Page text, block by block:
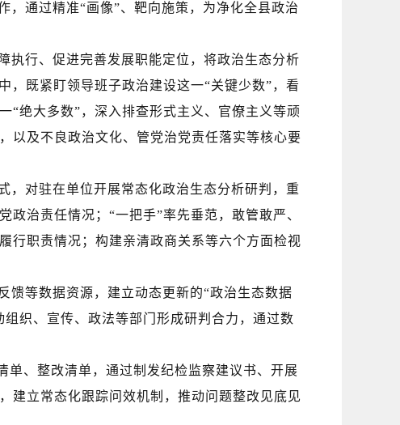
，通过精准“画像”、靶向施策，为净化全县政治
执行、促进完善发展职能定位，将政治生态分析
，既紧盯领导班子政治建设这一“关键少数”，看
“绝大多数”，深入排查形式主义、官僚主义等顽
以及不良政治文化、管党治党责任落实等核心要
， 对驻在单位开展常态化政治生态分析研判， 重
政治责任情况 ； “一把手”率先垂范，敢管敢严、
行职责情况 ； 构建亲清政商关系等六个方面检视
馈等数据资源，建立动态更新的“政治生态数据
织、宣传、政法等部门形成研判合力，通过数
单、整改清单，通过制发纪检监察建议书、开展
建立常态化跟踪问效机制，推动问题整改见底见